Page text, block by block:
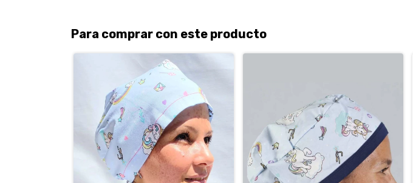
Para comprar con este producto